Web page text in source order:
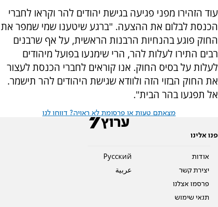
עוד הזהירו מפני פגיעה בגישת יהודים להר וקראו לחברי
הכנסת לבלום את ההצעה. "ברגע שיטענו שמי שמפר את
החוק פוגע בהנחיות הרבנות הראשית, על אף שרבנים
רבים התירו לעלות להר, הרי שימנעו בפועל מיהודים
לעלות על בסיס החוק. אנו קוראים לחברי הכנסת לעצור
את החוק הבזוי הזה ולוודא שגישת היהודים להר תישמר.
אל תפגעו בהר הבית".
מצאתם טעות או פרסומת לא ראויה? דווחו לנו
פנו אלינו
אודות
יצירת קשר
פרסמו אצלנו
תנאי שימוש
Pусский
عربية